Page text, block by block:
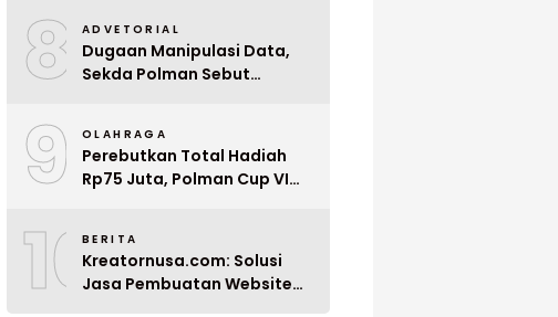
8 ADVETORIAL
Dugaan Manipulasi Data,
Sekda Polman Sebut
Ditunda
9 OLAHRAGA
Perebutkan Total Hadiah
Rp75 Juta, Polman Cup VI
10BERITA
Kreatornusa.com: Solusi
Jasa Pembuatan Website